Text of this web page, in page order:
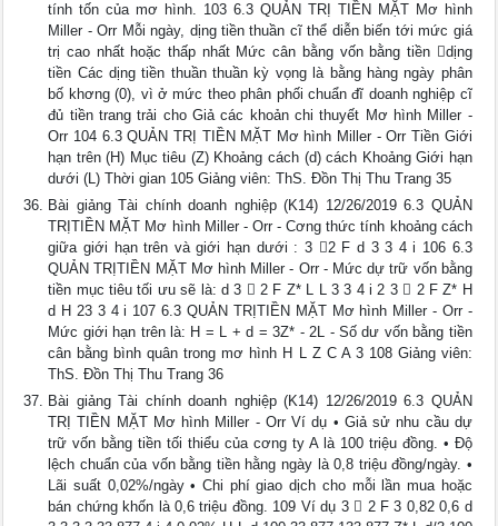
tính tốn của mơ hình. 103 6.3 QUẢN TRỊ TIỀN MẶT Mơ hình
Miller - Orr Mỗi ngày, dịng tiền thuần cĩ thể diễn biến tới mức giá
trị cao nhất hoặc thấp nhất Mức cân bằng vốn bằng tiền dịng
tiền Các dịng tiền thuần thuần kỳ vọng là bằng hàng ngày phân
bố khơng (0), vì ở mức theo phân phối chuẩn đĩ doanh nghiệp cĩ
đủ tiền trang trải cho Giả các khoản chi thuyết Mơ hình Miller -
Orr 104 6.3 QUẢN TRỊ TIỀN MẶT Mơ hình Miller - Orr Tiền Giới
hạn trên (H) Mục tiêu (Z) Khoảng cách (d) cách Khoảng Giới hạn
dưới (L) Thời gian 105 Giảng viên: ThS. Đồn Thị Thu Trang 35
Bài giảng Tài chính doanh nghiệp (K14) 12/26/2019 6.3 QUẢN
TRỊTIỀN MẶT Mơ hình Miller - Orr - Cơng thức tính khoảng cách
giữa giới hạn trên và giới hạn dưới : 3 2 F d 3 3 4 i 106 6.3
QUẢN TRỊTIỀN MẶT Mơ hình Miller - Orr - Mức dự trữ vốn bằng
tiền mục tiêu tối ưu sẽ là: d 3  2 F Z* L L 3 3 4 i 2 3  2 F Z* H
d H 23 3 4 i 107 6.3 QUẢN TRỊTIỀN MẶT Mơ hình Miller - Orr -
Mức giới hạn trên là: H = L + d = 3Z* - 2L - Số dư vốn bằng tiền
cân bằng bình quân trong mơ hình H L Z C A 3 108 Giảng viên:
ThS. Đồn Thị Thu Trang 36
Bài giảng Tài chính doanh nghiệp (K14) 12/26/2019 6.3 QUẢN
TRỊ TIỀN MẶT Mơ hình Miller - Orr Ví dụ • Giả sử nhu cầu dự
trữ vốn bằng tiền tối thiểu của cơng ty A là 100 triệu đồng. • Độ
lệch chuẩn của vốn bằng tiền hằng ngày là 0,8 triệu đồng/ngày. •
Lãi suất 0,02%/ngày • Chi phí giao dịch cho mỗi lần mua hoặc
bán chứng khốn là 0,6 triệu đồng. 109 Ví dụ 3  2 F 3 0,82 0,6 d